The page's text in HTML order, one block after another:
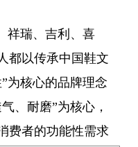
祥瑞、吉利、喜
都以传承中国鞋文
为核心的品牌理念
、耐磨”为核心，
费者的功能性需求